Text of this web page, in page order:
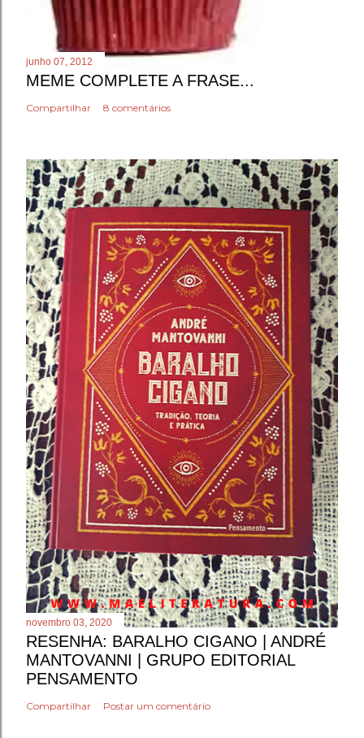
junho 07, 2012
MEME COMPLETE A FRASE...
Compartilhar 8 comentários
novembro 03, 2020
RESENHA: BARALHO CIGANO | ANDRÉ
MANTOVANNI | GRUPO EDITORIAL
PENSAMENTO
Compartilhar Postar um comentário